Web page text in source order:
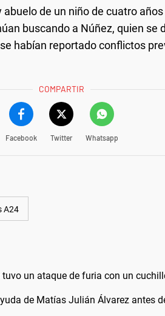
de un niño de cuatro
buscando a Núñez, quien se
habían reportado conflictos
COMPARTIR
Facebook Twitter Whatsapp
A24
un ataque de furia con un
de Matías Julián Álvarez antes